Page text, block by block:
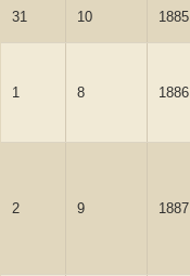
31 10 1885
1 8 1886
2 9 1887